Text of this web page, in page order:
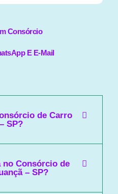
Consórcio
E E-Mail
de Carro
SP?
no Consórcio de
– SP?